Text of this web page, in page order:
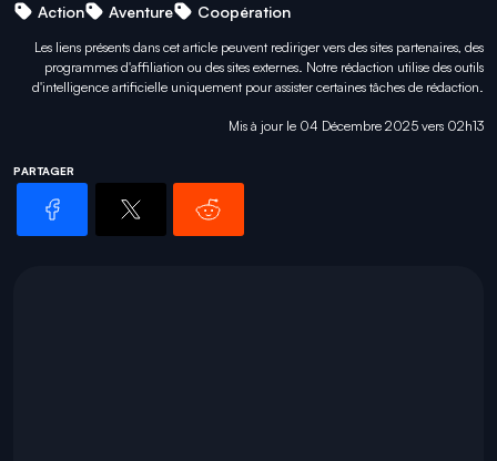
Action Aventure Coopération
Les liens présents dans cet article peuvent rediriger vers des sites partenaires, des
programmes d'affiliation ou des sites externes. Notre rédaction utilise des outils
d'intelligence artificielle uniquement pourassister certaines tâches de rédaction.
Mis à jour le 04 Décembre 2025 vers 02h13
PARTAGER